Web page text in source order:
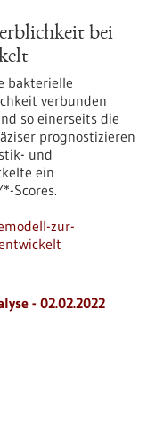
bei
bakterielle
verbunden
so einerseits die
prognostizieren
und
ein
Scores.
zur-
- 02.02.2022